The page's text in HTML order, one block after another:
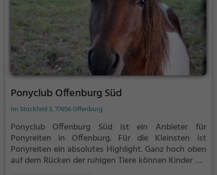
Ponyclub Offenburg Süd
Im Stockfeld 3, 77656 Offenburg
Ponyclub Offenburg Süd ist ein Anbieter für
Ponyreiten in Offenburg. Für die Kleinsten ist
Ponyreiten ein absolutes Highlight. Ganz hoch oben
auf dem Rücken der ruhigen Tiere können Kinder die